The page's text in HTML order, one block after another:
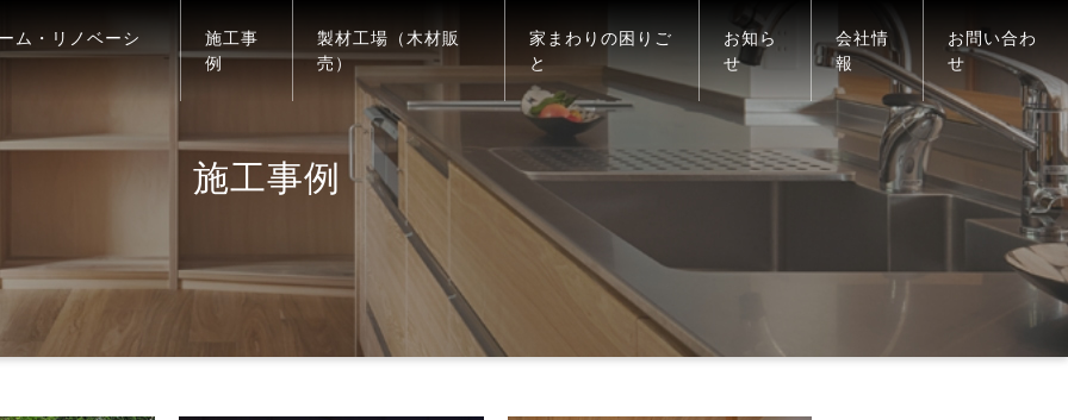
ム・リノベーシ
施工事
例
製材工場（木材販
売）
家まわりの困りご
と
お知ら
せ
会社情
報
お問い合わ
せ
施工事例